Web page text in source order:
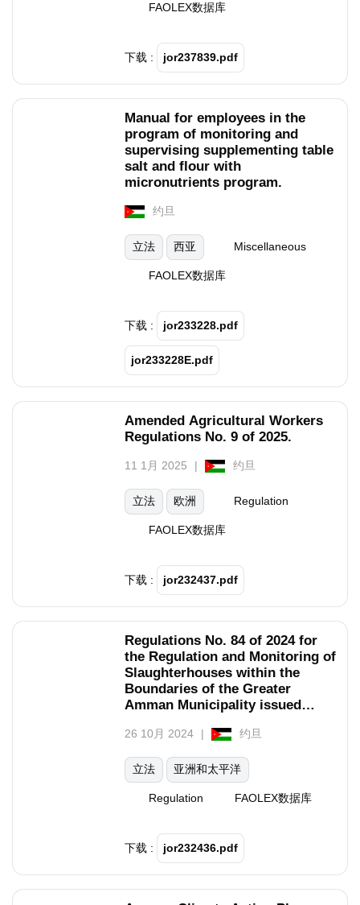
FAOLEX数据库
下载 : jor237839.pdf
Manual for employees in the
program of monitoring and
supervising supplementing table
salt and flour with
micronutrients program.
约旦
立法 西亚 Miscellaneous
FAOLEX数据库
下载 : jor233228.pdf
jor233228E.pdf
Amended Agricultural Workers
Regulations No. 9 of 2025.
11 1月 2025 约旦
立法 欧洲 Regulation
FAOLEX数据库
下载 : jor232437.pdf
Regulations No. 84 of 2024 for
the Regulation and Monitoring of
Slaughterhouses within the
Boundaries of the Greater
Amman Municipality issued
Paragraph (A) of Article 13,
Paragraph (T) of Article 15, and
Paragraph (A) of Article 35 of
the Greater Amman Municipality
Law No. 18 of 2021.
26 10月 2024 约旦
立法 亚洲和太平洋
Regulation FAOLEX数据库
下载 : jor232436.pdf